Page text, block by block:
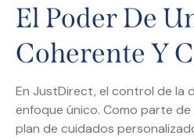
El Poder De
Coherente Y
En JustDirect, el control de la
enfoque único. Como parte
plan de cuidados